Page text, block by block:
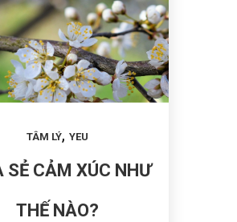
TÂM LÝ, YEU
SẺ CẢM XÚC NHƯ
THẾ NÀO?